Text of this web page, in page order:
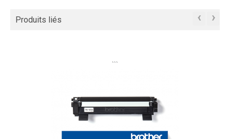
Produits liés ‹ ›
```